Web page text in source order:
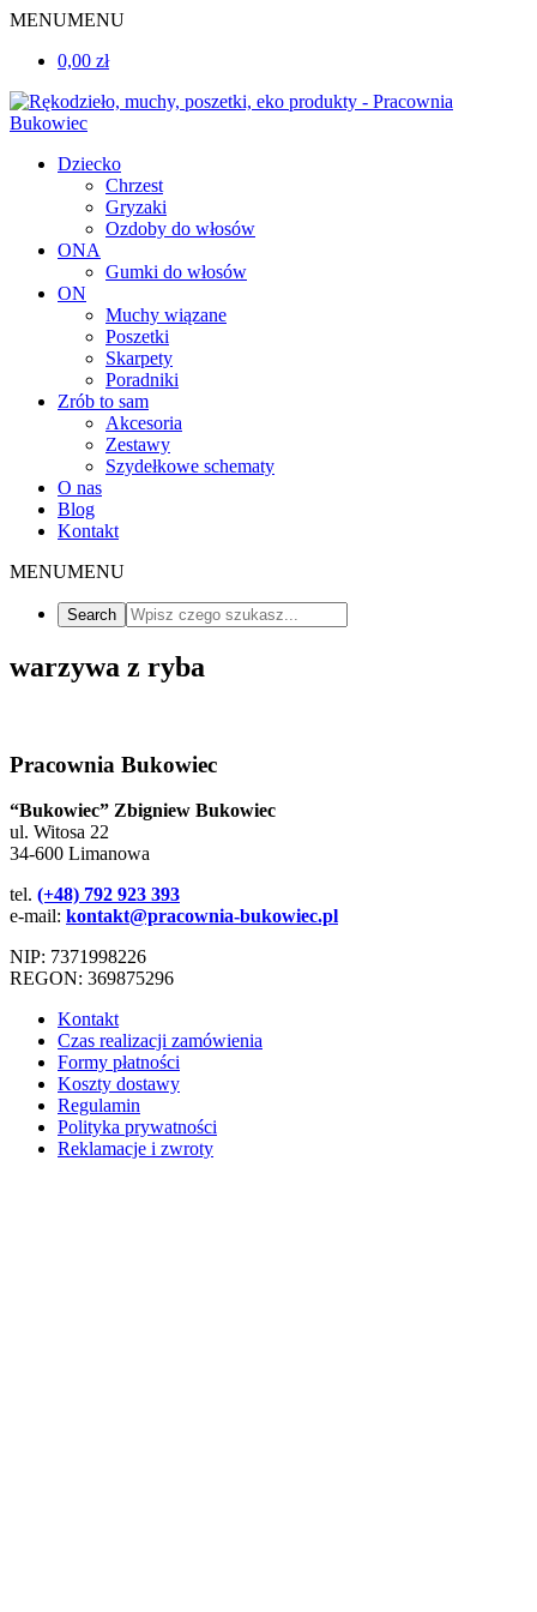
MENUMENU
0,00 zł
Dziecko
Chrzest
Gryzaki
Ozdoby do włosów
ONA
Gumki do włosów
ON
Muchy wiązane
Poszetki
Skarpety
Poradniki
Zrób to sam
Akcesoria
Zestawy
Szydełkowe schematy
O nas
Blog
Kontakt
MENUMENU
warzywa z ryba
Pracownia Bukowiec
“Bukowiec” Zbigniew Bukowiec
ul. Witosa 22
34-600 Limanowa
tel. (+48) 792 923 393
e-mail: kontakt@pracownia-bukowiec.pl
NIP: 7371998226
REGON: 369875296
Kontakt
Czas realizacji zamówienia
Formy płatności
Koszty dostawy
Regulamin
Polityka prywatności
Reklamacje i zwroty